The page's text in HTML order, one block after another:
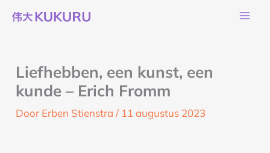
naar
Liefhebben, een kunst, een
kunde – Erich Fromm
Door Erben Stienstra/ 11 augustus 2023